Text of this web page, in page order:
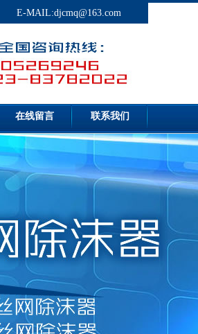
E-MAIL:djcmq@163.com
在线留言 联系我们